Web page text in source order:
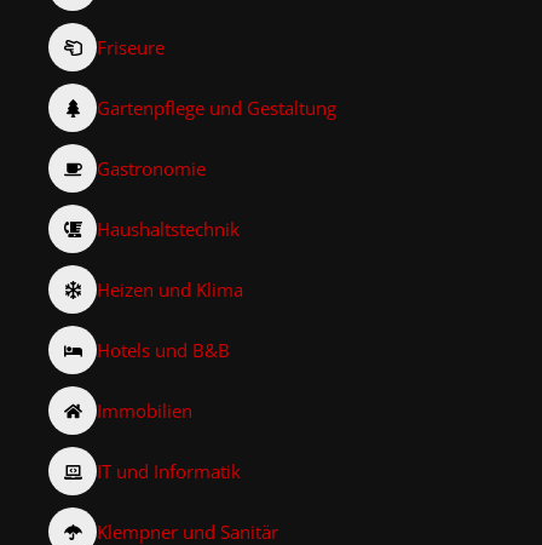
Friseure
Gartenpflege und Gestaltung
Gastronomie
Haushaltstechnik
Heizen und Klima
Hotels und B&B
Immobilien
IT und Informatik
Klempner und Sanitär